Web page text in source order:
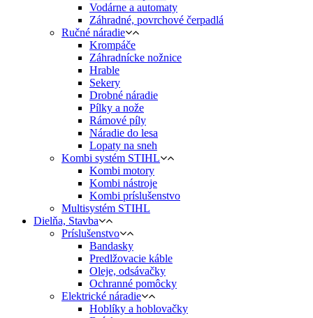
Vodárne a automaty
Záhradné, povrchové čerpadlá
Ručné náradie
Krompáče
Záhradnícke nožnice
Hrable
Sekery
Drobné náradie
Pílky a nože
Rámové píly
Náradie do lesa
Lopaty na sneh
Kombi systém STIHL
Kombi motory
Kombi nástroje
Kombi príslušenstvo
Multisystém STIHL
Dielňa, Stavba
Príslušenstvo
Bandasky
Predlžovacie káble
Oleje, odsávačky
Ochranné pomôcky
Elektrické náradie
Hoblíky a hoblovačky